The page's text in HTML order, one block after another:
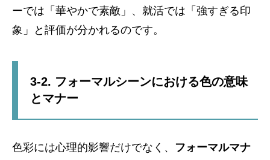
ーでは「華やかで素敵」、就活では「強すぎる印
象」と評価が分かれるのです。
3-2. フォーマルシーンにおける色の意味
とマナー
色彩には心理的影響だけでなく、 フォーマルマナ